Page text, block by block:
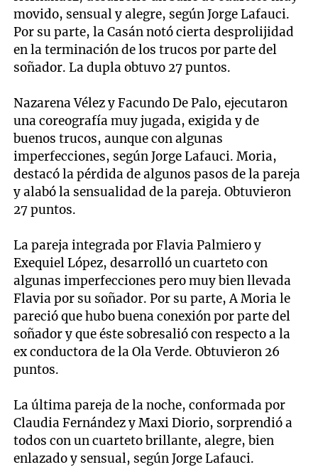
movido, sensual y alegre, según Jorge Lafauci.
Por su parte, la Casán notó cierta desprolijidad
en la terminación de los trucos por parte del
soñador. La dupla obtuvo 27 puntos.
Nazarena Vélez y Facundo De Palo, ejecutaron
una coreografía muy jugada, exigida y de
buenos trucos, aunque con algunas
imperfecciones, según Jorge Lafauci. Moria,
destacó la pérdida de algunos pasos de la pareja
y alabó la sensualidad de la pareja. Obtuvieron
27 puntos.
La pareja integrada por Flavia Palmiero y
Exequiel López, desarrolló un cuarteto con
algunas imperfecciones pero muy bien llevada
Flavia por su soñador. Por su parte, A Moria le
pareció que hubo buena conexión por parte del
soñador y que éste sobresalió con respecto a la
ex conductora de la Ola Verde. Obtuvieron 26
puntos.
La última pareja de la noche, conformada por
Claudia Fernández y Maxi Diorio, sorprendió a
todos con un cuarteto brillante, alegre, bien
enlazado y sensual, según Jorge Lafauci.